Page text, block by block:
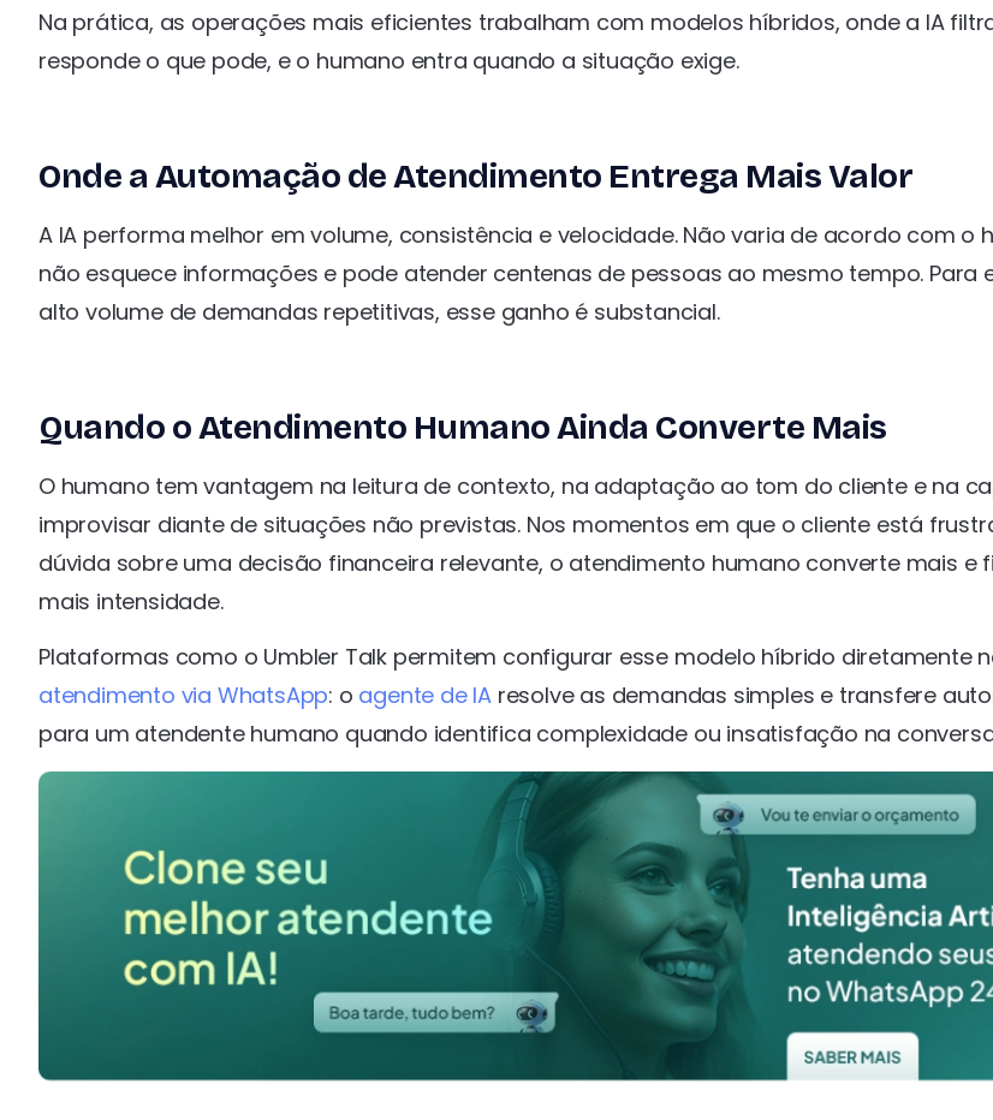
Na prática, as operações mais eficientes trabalham com modelos híbridos, onde a IA
responde o que pode, e o humano entra quando a situação exige.
Onde a Automação de Atendimento Entrega Mais Valor
A IA performa melhor em volume, consistência e velocidade. Não varia de acordo com o
não esquece informações e pode atender centenas de pessoas ao mesmo tempo. Para
alto volume de demandas repetitivas, esse ganho é substancial.
Quando o Atendimento Humano Ainda Converte Mais
O humano tem vantagem na leitura de contexto, na adaptação ao tom do cliente e na
improvisar diante de situações não previstas. Nos momentos em que o cliente está
dúvida sobre uma decisão financeira relevante, o atendimento humano converte mais e
mais intensidade.
Plataformas como o Umbler Talk permitem configurar esse modelo híbrido diretamente
atendimento via WhatsApp: o agente de IA resolve as demandas simples e transfere
para um atendente humano quando identifica complexidade ou insatisfação na